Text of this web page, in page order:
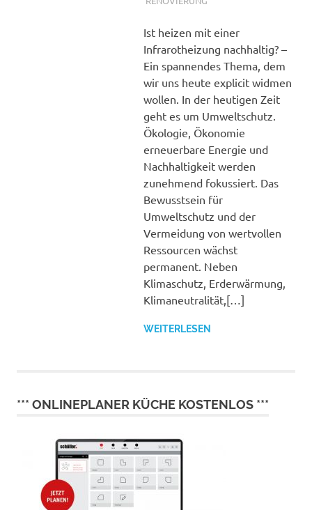
Ist heizen mit einer
Infrarotheizung nachhaltig? –
Ein spannendes Thema, dem
wir uns heute explicit widmen
wollen. In der heutigen Zeit
geht es um Umweltschutz.
Ökologie, Ökonomie
erneuerbare Energie und
Nachhaltigkeit werden
zunehmend fokussiert. Das
Bewusstsein für
Umweltschutz und der
Vermeidung von wertvollen
Ressourcen wächst
permanent. Neben
Klimaschutz, Erderwärmung,
Klimaneutralität,[…]
WEITERLESEN
*** ONLINEPLANER KÜCHE KOSTENLOS ***